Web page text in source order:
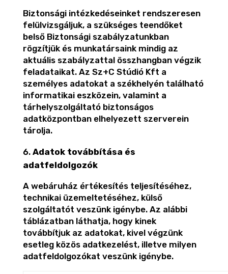
Biztonsági intézkedéseinket rendszeresen
felülvizsgáljuk, a szükséges teendőket
belső Biztonsági szabályzatunkban
rögzítjük és munkatársaink mindig az
aktuális szabályzattal összhangban végzik
feladataikat. Az Sz+C Stúdió Kft a
személyes adatokat a székhelyén található
informatikai eszközein, valamint a
tárhelyszolgáltató biztonságos
adatközpontban elhelyezett szerverein
tárolja.
Adatok továbbítása és
adatfeldolgozók
A webáruház értékesítés teljesítéséhez,
technikai üzemeltetéséhez, külső
szolgáltatót veszünk igénybe. Az alábbi
táblázatban láthatja, hogy kinek
továbbítjuk az adatokat, kivel végzünk
esetleg közös adatkezelést, illetve milyen
adatfeldolgozókat veszünk igénybe.